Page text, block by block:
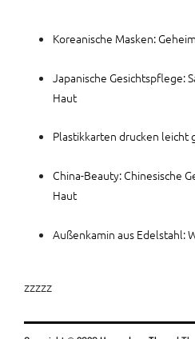
Koreanische Masken:
Japanische Gesichtspflege:
Haut
Plastikkarten drucken leicht
China-Beauty: Chinesische
Haut
Außenkamin aus Edelstahl:
zzzzz